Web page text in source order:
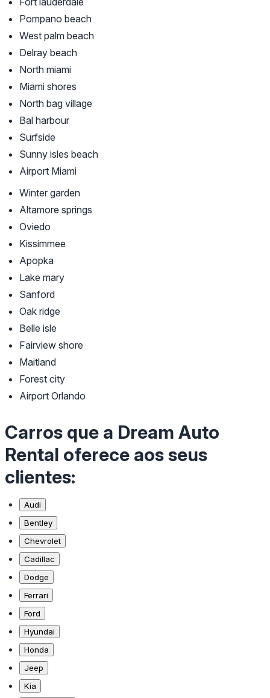
Pompano beach
West palm beach
Delray beach
North miami
Miami shores
North bag village
Bal harbour
Surfside
Sunny isles beach
Airport Miami
Winter garden
Altamore springs
Oviedo
Kissimmee
Apopka
Lake mary
Sanford
Oak ridge
Belle isle
Fairview shore
Maitland
Forest city
Airport Orlando
Carros que a Dream Auto
Rental oferece aos seus
clientes:
Audi
Bentley
Chevrolet
Cadillac
Dodge
Ferrari
Ford
Hyundai
Honda
Jeep
Kia